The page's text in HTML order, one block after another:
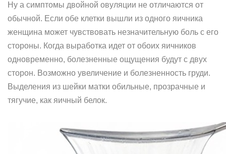
Ну а симптомы двойной овуляции не отличаются от
обычной. Если обе клетки вышли из одного яичника
женщина может чувствовать незначительную боль с его
стороны. Когда выработка идет от обоих яичников
одновременно, болезненные ощущения будут с двух
сторон. Возможно увеличение и болезненность груди.
Выделения из шейки матки обильные, прозрачные и
тягучие, как яичный белок.